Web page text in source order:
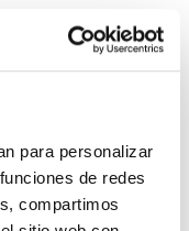
para personalizar
de redes
compartimos
en primera
de la crisis
producir “vacíos”